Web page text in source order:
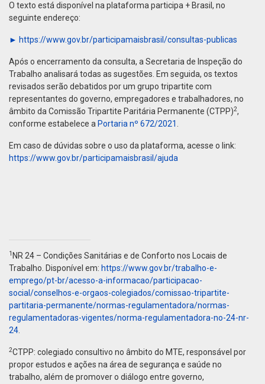
O texto está disponível na plataforma participa + Brasil, no
seguinte endereço:
► https://www.gov.br/participamaisbrasil/consultas-publicas
Após o encerramento da consulta, a Secretaria de Inspeção do
Trabalho analisará todas as sugestões. Em seguida, os textos
revisados serão debatidos por um grupo tripartite com
representantes do governo, empregadores e trabalhadores, no
âmbito da Comissão Tripartite Paritária Permanente (CTPP)2,
conforme estabelece a Portaria nº 672/2021 .
Em caso de dúvidas sobre o uso da plataforma, acesse o link:
https://www.gov.br/participamaisbrasil/ajuda
1 NR 24 – Condições Sanitárias e de Conforto nos Locais de
Trabalho. Disponível em: https://www.gov.br/trabalho-e-
emprego/pt-br/acesso-a-informacao/participacao-
social/conselhos-e-orgaos-colegiados/comissao-tripartite-
partitaria-permanente/normas-regulamentadora/normas-
regulamentadoras-vigentes/norma-regulamentadora-no-24-nr-
24.
2CTPP: colegiado consultivo no âmbito do MTE, responsável por
propor estudos e ações na área de segurança e saúde no
trabalho, além de promover o diálogo entre governo,